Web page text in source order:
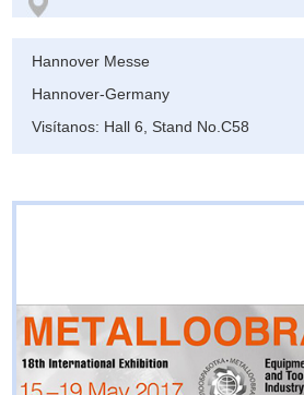
Hannover Messe
Hannover-Germany
Visítanos: Hall 6, Stand No.C58